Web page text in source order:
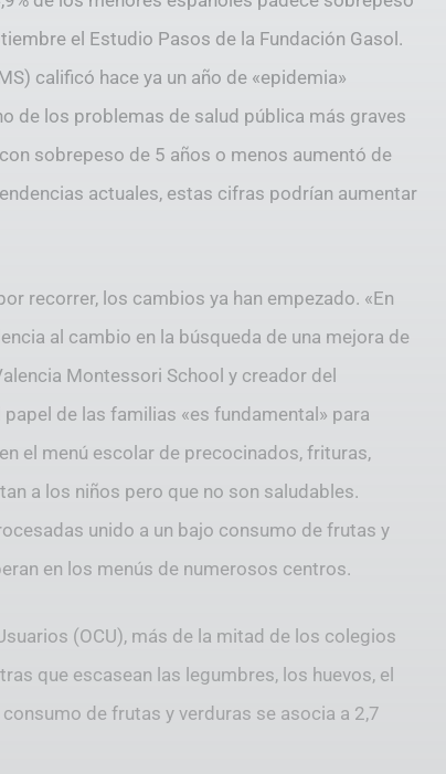
el Estudio Pasos de la Fundación Gasol.
calificó hace ya un año de «epidemia»
de los problemas de salud pública más graves
sobrepeso de 5 años o menos aumentó de
actuales, estas cifras podrían aumentar
recorrer, los cambios ya han empezado. «En
al cambio en la búsqueda de una mejora de
Montessori School y creador del
de las familias «es fundamental» para
el menú escolar de precocinados, frituras,
a los niños pero que no son saludables.
unido a un bajo consumo de frutas y
en los menús de numerosos centros.
(OCU), más de la mitad de los colegios
que escasean las legumbres, los huevos, el
de frutas y verduras se asocia a 2,7